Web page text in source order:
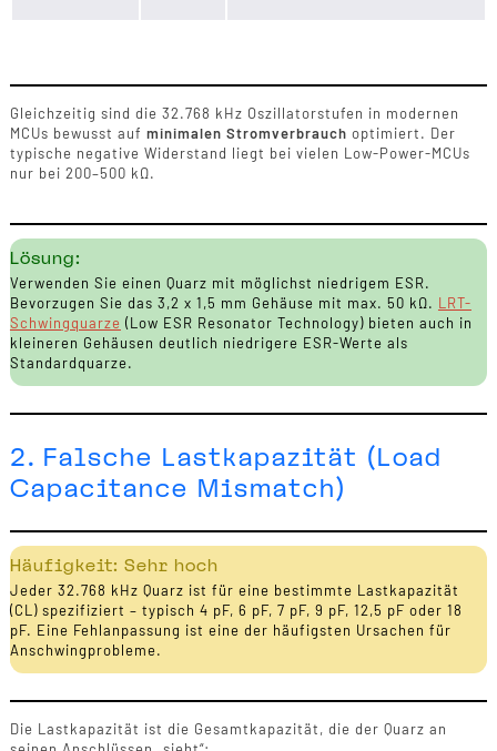
Gleichzeitig sind die 32.768 kHz Oszillatorstufen in modernen
MCUs bewusst auf minimalen Stromverbrauch optimiert. Der
typische negative Widerstand liegt bei vielen Low-Power-MCUs
nur bei 200–500 kΩ.
Lösung:
Verwenden Sie einen Quarz mit möglichst niedrigem ESR.
Bevorzugen Sie das 3,2 x 1,5 mm Gehäuse mit max. 50 kΩ. LRT-
Schwingquarze (Low ESR Resonator Technology) bieten auch in
kleineren Gehäusen deutlich niedrigere ESR-Werte als
Standardquarze.
2. Falsche Lastkapazität (Load
Capacitance Mismatch)
Häufigkeit: Sehr hoch
Jeder 32.768 kHz Quarz ist für eine bestimmte Lastkapazität
(CL) spezifiziert – typisch 4 pF, 6 pF, 7 pF, 9 pF, 12,5 pF oder 18
pF. Eine Fehlanpassung ist eine der häufigsten Ursachen für
Anschwingprobleme.
Die Lastkapazität ist die Gesamtkapazität, die der Quarz an